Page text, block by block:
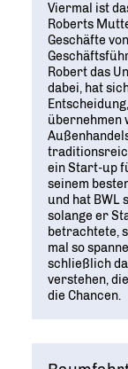
Viermal ist
Roberts
Geschäfte
Robert das
dabei, hat
übernehmen
ein Start-up
seinem
und hat BWL
solange er
betrachtete,
mal so
schließlich
verstehen,
die Chancen.